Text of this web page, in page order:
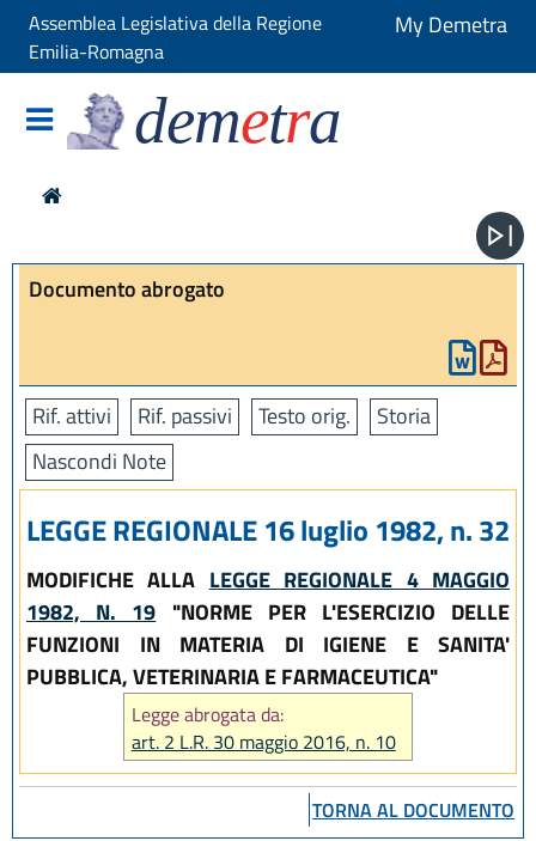
Assemblea Legislativa della Regione
Emilia-Romagna
My Demetra
demetra
Documento abrogato
Rif. attivi Rif. passivi Testo orig.
Storia
Nascondi Note
LEGGE REGIONALE 16 luglio 1982, n. 32
MODIFICHE ALLA LEGGE REGIONALE 4 MAGGIO
1982, N. 19 "NORME PER L'ESERCIZIO DELLE
FUNZIONI IN MATERIA DI IGIENE E SANITA'
PUBBLICA, VETERINARIA E FARMACEUTICA"
Legge abrogata da:
art. 2 L.R. 30 maggio 2016, n. 10
TORNA AL DOCUMENTO